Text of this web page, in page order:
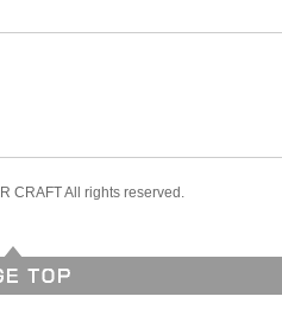
CRAFT All rights reserved.